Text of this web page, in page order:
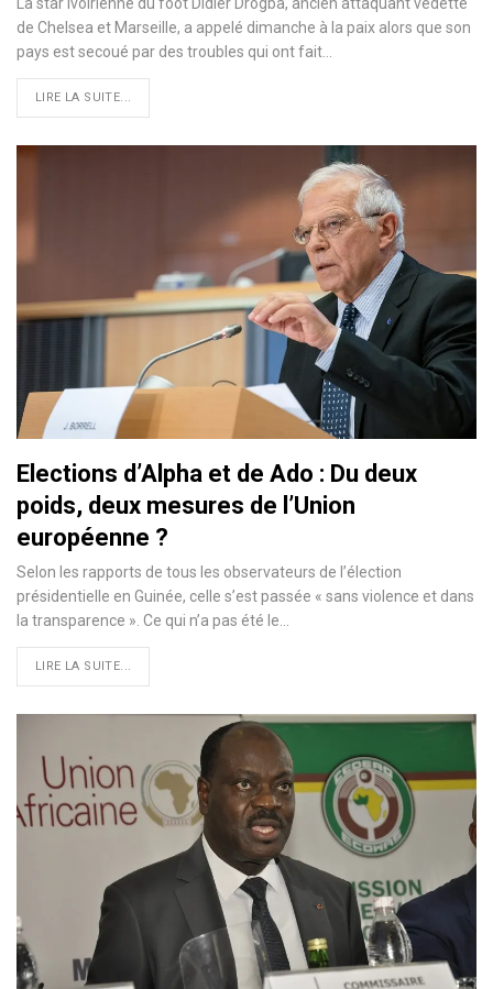
de Chelsea et Marseille, a appelé dimanche à la paix alors que son
pays est secoué par des troubles qui ont fait
LIRE LA SUITE...
Elections d’Alpha et de Ado : Du deux
poids, deux mesures de l’Union
européenne ?
Selon les rapports de tous les observateurs de l’élection
présidentielle en Guinée, celle s’est passée « sans violence et dans
la transparence ». Ce qui n’a pas été le…
LIRE LA SUITE...